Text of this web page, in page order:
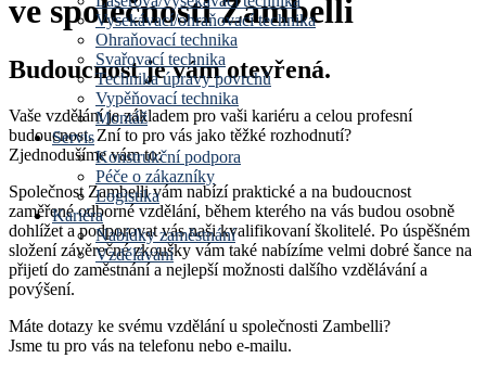
Vysekávací/ohraňovací technika
Ohraňovací technika
Svařovací technika
Technika úpravy povrchů
Vypěňovací technika
Montáž
Servis
Konstrukční podpora
Péče o zákazníky
Logistika
Kariéra
Nabídky zaměstnání
Vzdělávání
ve společnosti Zambelli
Budoucnost je vám otevřená.
Vaše vzdělání je základem pro vaši kariéru a celou profesní
budoucnost. Zní to pro vás jako těžké rozhodnutí?
Zjednodušíme vám to:
Společnost Zambelli vám nabízí praktické a na budoucnost
zaměřené odborné vzdělání, během kterého na vás budou osobně
dohlížet a podporovat vás naši kvalifikovaní školitelé. Po úspěšném
složení závěrečné zkoušky vám také nabízíme velmi dobré šance na
přijetí do zaměstnání a nejlepší možnosti dalšího vzdělávání a
povýšení.
Máte dotazy ke svému vzdělání u společnosti Zambelli?
Jsme tu pro vás na telefonu nebo e-mailu.